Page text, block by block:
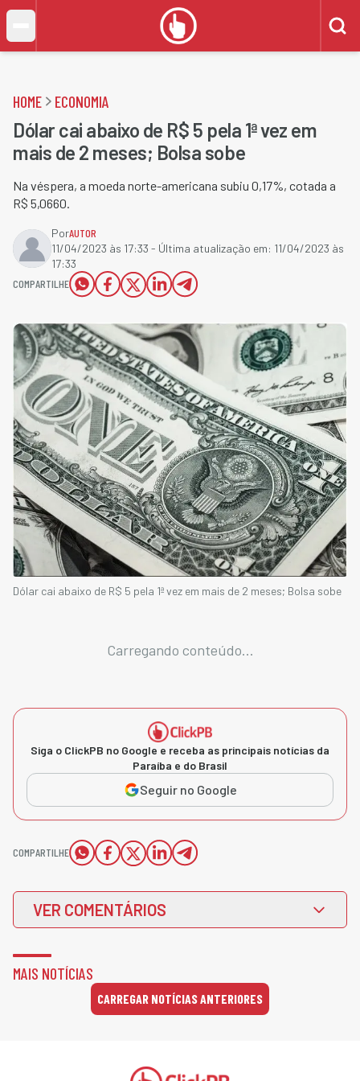
HOME ECONOMIA
Dólar cai abaixo de R$ 5 pela 1ª vez em
mais de 2 meses; Bolsa sobe
Na véspera, a moeda norte-americana subiu 0,17%, cotada a
R$ 5,0660.
PorAUTOR
11/04/2023 às 17:33 - Última atualização em: 11/04/2023 às
17:33
COMPARTILHE
Dólar cai abaixo de R$ 5 pela 1ª vez em mais de 2 meses; Bolsa sobe
Carregando conteúdo...
Siga o ClickPB no Google e receba as principais notícias da
Paraíba e do Brasil
Seguir no Google
COMPARTILHE
VER COMENTÁRIOS
MAIS NOTÍCIAS
CARREGAR NOTÍCIAS ANTERIORES